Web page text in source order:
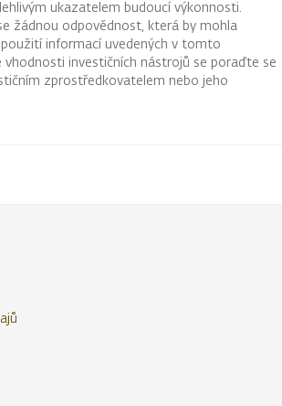
ukazatelem budoucí výkonnosti.
žádnou odpovědnost, která by mohla
informací uvedených v tomto
vhodnosti investičních nástrojů se poraďte se
zprostředkovatelem nebo jeho